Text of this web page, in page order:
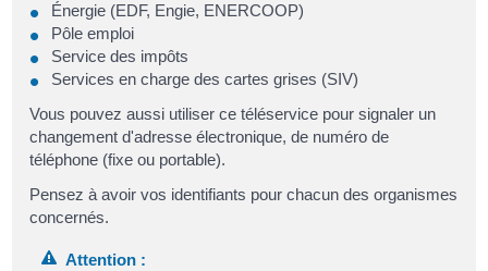
Énergie (EDF, Engie, ENERCOOP)
Pôle emploi
Service des impôts
Services en charge des cartes grises (SIV)
Vous pouvez aussi utiliser ce téléservice pour signaler un
changement d'adresse électronique, de numéro de
téléphone (fixe ou portable).
Pensez à avoir vos identifiants pour chacun des organismes
concernés.
Attention :